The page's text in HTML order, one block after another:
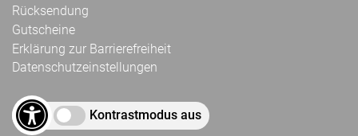
Rücksendung
Gutscheine
Erklärung zur Barrierefreiheit
Datenschutzeinstellungen
Kontrastmodus aus